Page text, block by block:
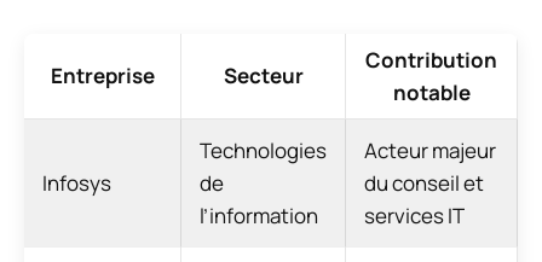
Entreprise Secteur
Contribution
notable
Infosys
Technologies
de
l’information
Acteur majeur
du conseil et
services IT